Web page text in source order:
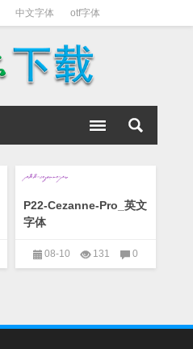
中文字体 otf字体
P22-Cezanne-Pro_英文
字体
08-10 131
0